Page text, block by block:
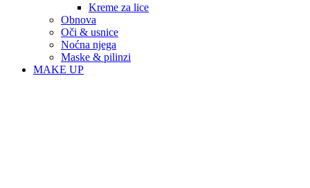
Kreme za lice
Obnova
Oči & usnice
Noćna njega
Maske & pilinzi
MAKE UP